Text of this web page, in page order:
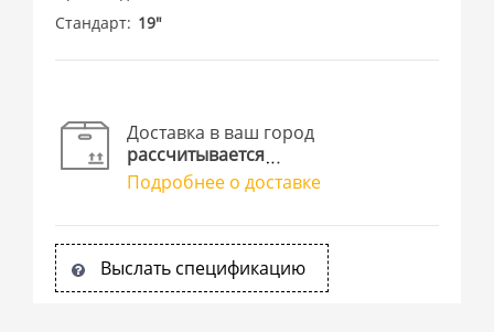
Стандарт 19"
Доставка в ваш город
рассчитывается
Подробнее о доставке
Выслать спецификацию